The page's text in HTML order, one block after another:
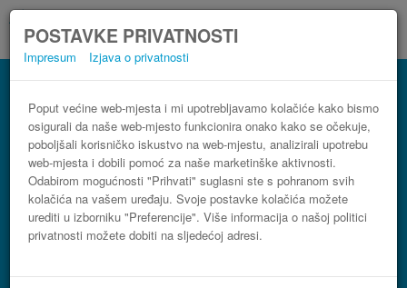
POSTAVKE PRIVATNOSTI
Impresum Izjava o privatnosti
Poput većine web-mjesta i mi upotrebljavamo kolačiće kako bismo
osigurali da naše web-mjesto funkcionira onako kako se očekuje,
poboljšali korisničko iskustvo na web-mjestu, analizirali upotrebu
web-mjesta i dobili pomoć za naše marketinške aktivnosti.
Odabirom mogućnosti "Prihvati" suglasni ste s pohranom svih
kolačića na vašem uređaju. Svoje postavke kolačića možete
urediti u izborniku "Preferencije". Više informacija o našoj politici
privatnosti možete dobiti na sljedećoj adresi.
PRONAĐI LINIJU
Potraži smještaj s Booking.com